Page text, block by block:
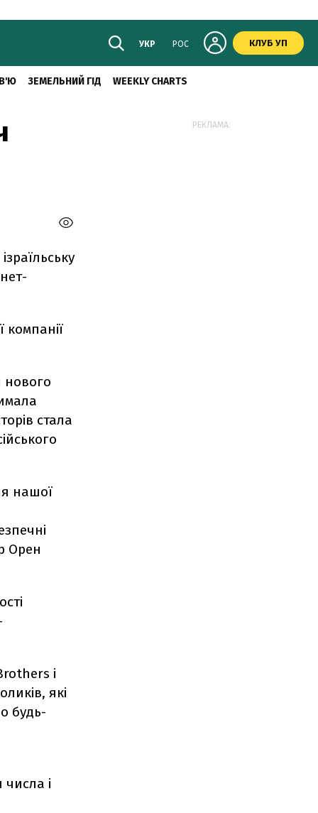
УКР РОС КЛУБ УП
ЗЕМЕЛЬНИЙ ГІД WEEKLY CHARTS
компанії
нового
стала
нашої
Орен
і
які
будь-
і
РЕКЛАМА: